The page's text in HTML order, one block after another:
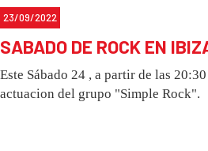
23/09/2022
SABADO DE ROCK EN
Este Sábado 24 , a partir de las
actuacion del grupo "Simple Rock".